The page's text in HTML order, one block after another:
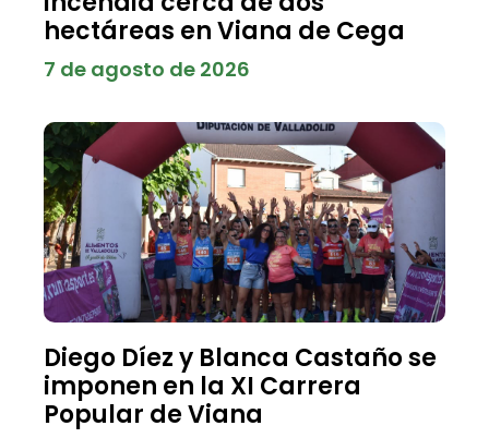
hectáreas en Viana de Cega
7 de agosto de 2026
Diego Díez y Blanca Castaño se
imponen en la XI Carrera
Popular de Viana